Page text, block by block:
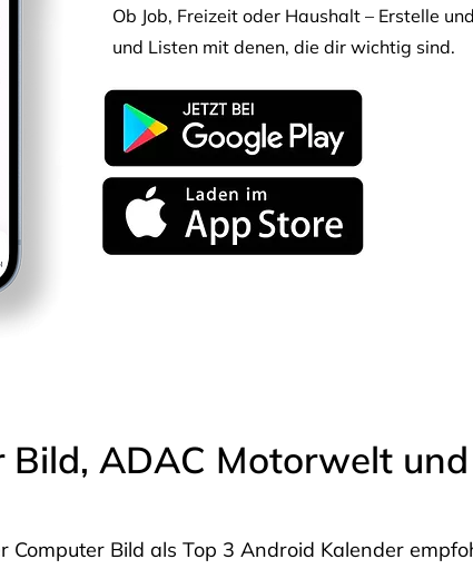
Ob Job, Freizeit oder Haushalt – Erstelle
und Listen mit denen, die dir wichtig sind.
Bild, ADAC Motorwelt
Bild als Top 3 Android Kalender